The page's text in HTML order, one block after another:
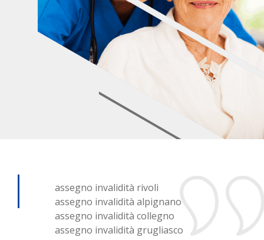
assegno invalidità rivoli
assegno invalidità alpignano
assegno invalidità collegno
assegno invalidità grugliasco